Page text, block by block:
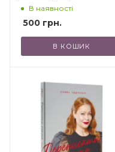
В наявності
500 грн.
В КОШИК